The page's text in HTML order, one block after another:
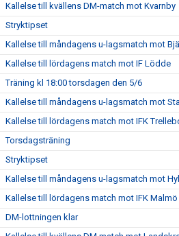
Kallelse till kvällens DM-match mot Kvarnby
Stryktipset
Kallelse till måndagens u-lagsmatch mot
Kallelse till lördagens match mot IF Lödde
Träning kl 18:00 torsdagen den 5/6
Kallelse till måndagens u-lagsmatch mot
Kallelse till lördagens match mot IFK
Torsdagsträning
Stryktipset
Kallelse till måndagens u-lagsmatch mot
Kallelse till lördagens match mot IFK Malmö
DM-lottningen klar